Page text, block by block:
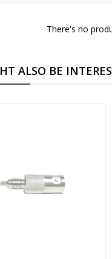
There's no
ALSO BE